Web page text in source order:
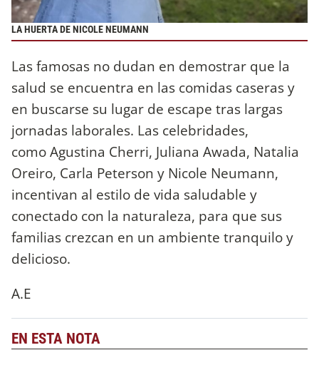
LA HUERTA DE NICOLE NEUMANN
Las famosas no dudan en demostrar que la
salud se encuentra en las comidas caseras y
en buscarse su lugar de escape tras largas
jornadas laborales. Las celebridades,
como Agustina Cherri, Juliana Awada, Natalia
Oreiro, Carla Peterson y Nicole Neumann,
incentivan al estilo de vida saludable y
conectado con la naturaleza, para que sus
familias crezcan en un ambiente tranquilo y
delicioso.
A.E
EN ESTA NOTA